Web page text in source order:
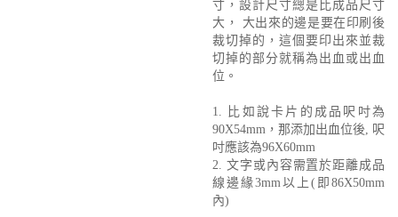
寸，設計尺寸總是比成品尺寸
大， 大出來的邊是要在印刷後
裁切掉的，這個要印出來並裁
切掉的部分就稱為出血或出血
位。
1. 比如說卡片的成品呎吋為
90X54mm，那添加出血位後, 呎
吋應該為96X60mm
2. 文字或內容需置於距離成品
線邊緣3mm以上(即86X50mm
內)